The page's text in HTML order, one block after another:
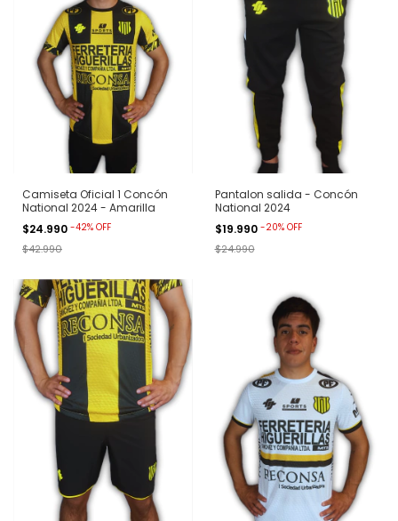
Camiseta Oficial 1 Concón
National 2024 - Amarilla
$24.990 -42% OFF
$42.990
Pantalon salida - Concón
National 2024
$19.990 -20% OFF
$24.990